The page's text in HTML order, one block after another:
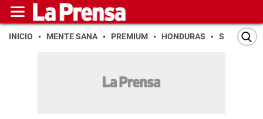
INICIO MENTE SANA PREMIUM HONDURAS SAN PEDRO